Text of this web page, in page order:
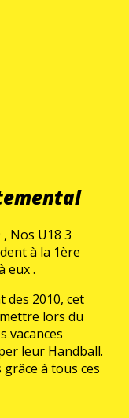
Nos U18 3
à la 1ère
eux .
des 2010, cet
lors du
vacances
leur Handball.
à tous ces